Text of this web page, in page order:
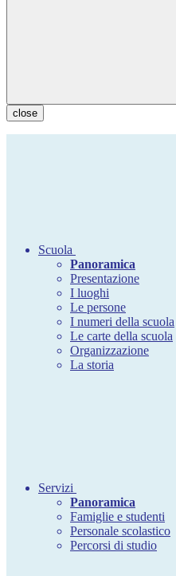
close
Scuola
Panoramica
Presentazione
I luoghi
Le persone
I numeri della scuola
Le carte della scuola
Organizzazione
La storia
Servizi
Panoramica
Famiglie e studenti
Personale scolastico
Percorsi di studio